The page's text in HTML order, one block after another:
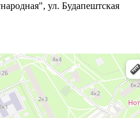
ул. Будапештская